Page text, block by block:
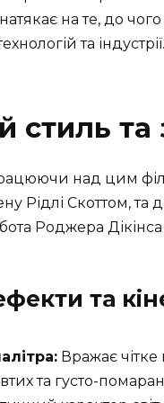
на те, до чого
та індустрії.
стиль
над цим
Рідлі Скоттом,
Роджера
та
Вражає
та густо-